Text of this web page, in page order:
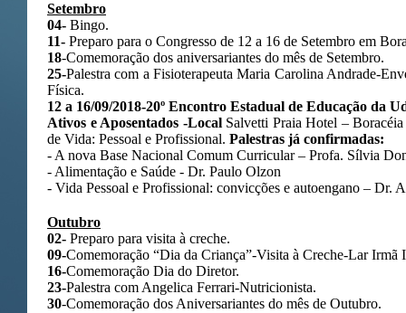
Setembro
04- Bingo.
11- Preparo para o Congresso de 12 a 16 de Setembro em
18-Comemoração dos aniversariantes do mês de Setembro.
25-Palestra com a Fisioterapeuta Maria Carolina Andrade-
Física.
12 a 16/09/2018-20º Encontro Estadual de Educação da
Ativos e Aposentados -LocalSalvetti Praia Hotel – Boracéia
de Vida: Pessoal e Profissional. Palestras já confirmadas:
- A nova Base Nacional Comum Curricular – Profa. Sílvia
- Alimentação e Saúde - Dr. Paulo Olzon
- Vida Pessoal e Profissional: convicções e autoengano – Dr.
Outubro
02- Preparo para visita à creche.
09-Comemoração “Dia da Criança”-Visita à Creche-Lar Irmã
16-Comemoração Dia do Diretor.
23-Palestra com Angelica Ferrari-Nutricionista.
30-Comemoração dos Aniversariantes do mês de Outubro.